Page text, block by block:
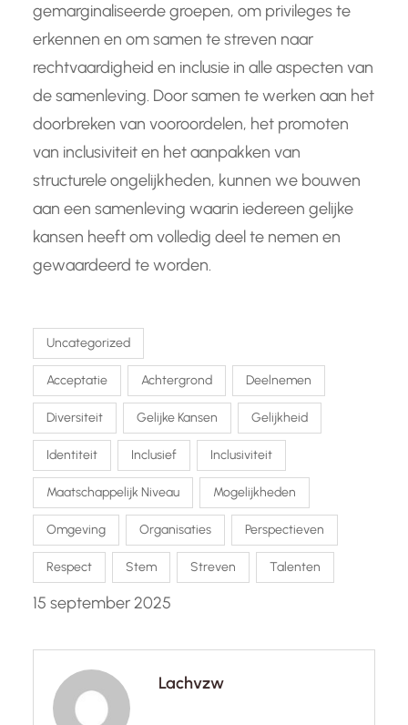
gemarginaliseerde groepen, om privileges te
erkennen en om samen te streven naar
rechtvaardigheid en inclusie in alle aspecten van
de samenleving. Door samen te werken aan het
doorbreken van vooroordelen, het promoten
van inclusiviteit en het aanpakken van
structurele ongelijkheden, kunnen we bouwen
aan een samenleving waarin iedereen gelijke
kansen heeft om volledig deel te nemen en
gewaardeerd te worden.
Uncategorized
Acceptatie Achtergrond Deelnemen
Diversiteit Gelijke Kansen Gelijkheid
Identiteit Inclusief Inclusiviteit
Maatschappelijk Niveau Mogelijkheden
Omgeving Organisaties Perspectieven
Respect Stem Streven Talenten
15 september 2025
Lachvzw